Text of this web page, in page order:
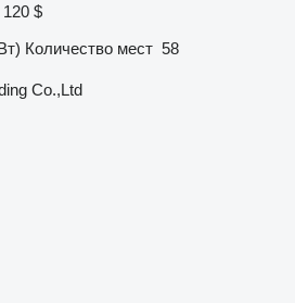
$
Количество мест 58
Co.,Ltd